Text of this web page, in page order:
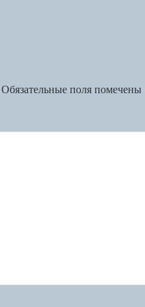
Обязательные поля помечены